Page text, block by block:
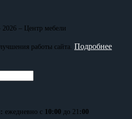
– Центр мебели
работы сайта. Подробнее
ежедневно с 10:00 до 21 :00